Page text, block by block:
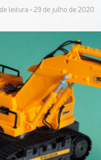
leitura • 29 de julho de 2020